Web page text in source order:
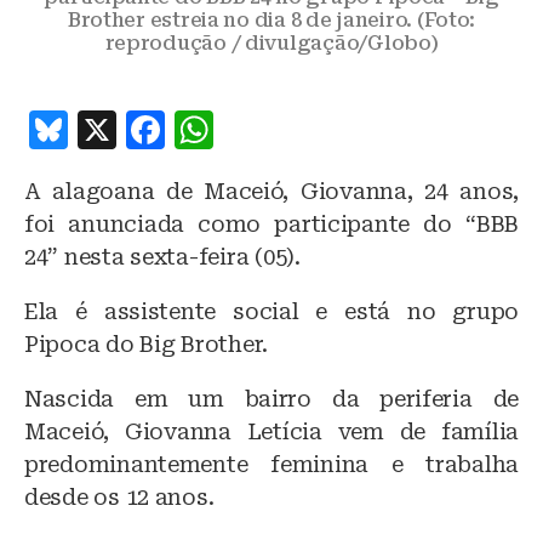
Brother estreia no dia 8 de janeiro. (Foto:
reprodução / divulgação/Globo)
B
e
s
y
X
F
c
e
o
o
k
at
s
p
p
A alagoana de Maceió, Giovanna, 24 anos,
foi anunciada como participante do “BBB
24” nesta sexta-feira (05).
Ela é assistente social e está no grupo
Pipoca do Big Brother.
Nascida em um bairro da periferia de
Maceió, Giovanna Letícia vem de família
predominantemente feminina e trabalha
desde os 12 anos.